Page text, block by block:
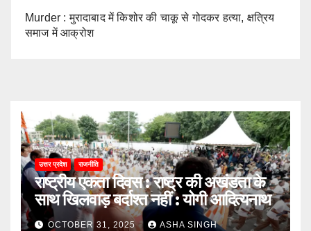
Murder : मुरादाबाद में किशोर की चाकू से गोदकर हत्या, क्षत्रिय
समाज में आक्रोश
उत्तर प्रदेश राजनीति
राष्ट्रीय एकता दिवस : राष्ट्र की अखंडता के
साथ खिलवाड़ बर्दाश्त नहीं : योगी आदित्यनाथ
OCTOBER 31, 2025 ASHA SINGH